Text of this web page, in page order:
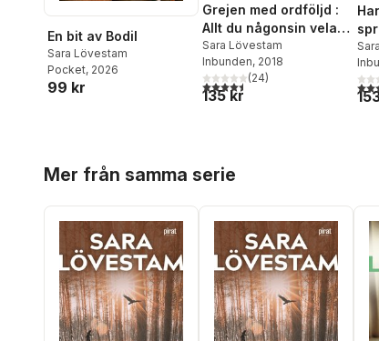
En bit av Bodil
Sara Lövestam
Pocket, 2026
99 kr
Grejen med ordföljd :
Allt du någonsin velat
veta om satsdelar
Sara Lövestam
Inbunden, 2018
4,5utav 5 stjärnor. Totalt antal
(24)
135 kr
4,4
Mer från samma serie